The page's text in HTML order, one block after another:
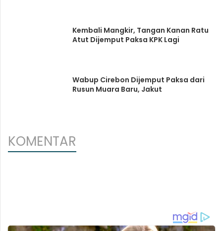
Kembali Mangkir, Tangan Kanan Ratu
Atut Dijemput Paksa KPK Lagi
Wabup Cirebon Dijemput Paksa dari
Rusun Muara Baru, Jakut
KOMENTAR